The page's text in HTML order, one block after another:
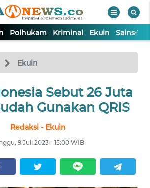
Polhukam Kriminal Ekuin Sains-
Ekuin
Sebut 26 Juta
Gunakan QRIS
Redaksi - Ekuin
9 Juli 2023 - 15:00 WIB